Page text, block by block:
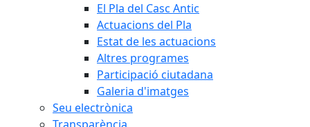
El Pla del Casc Antic
Actuacions del Pla
Estat de les actuacions
Altres programes
Participació ciutadana
Galeria d'imatges
Seu electrònica